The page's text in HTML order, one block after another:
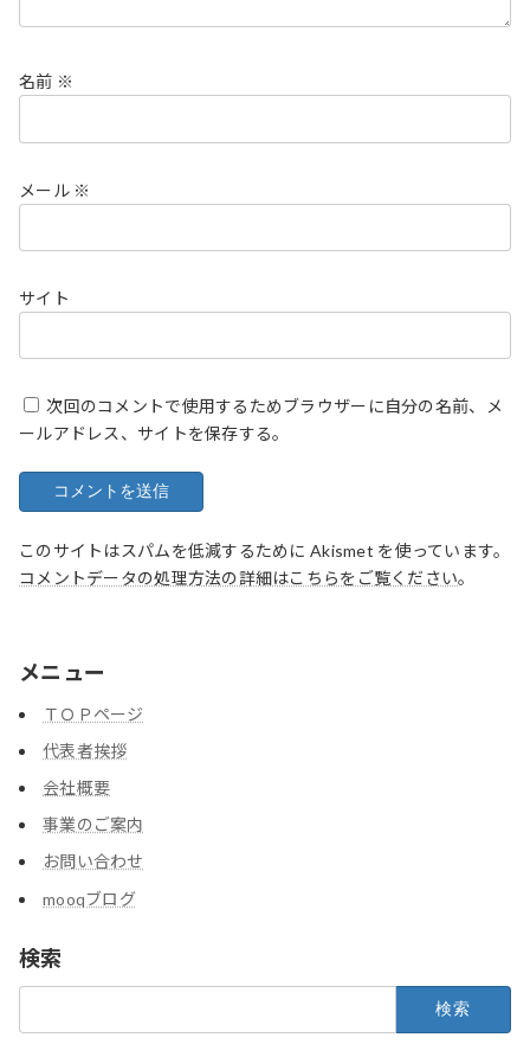
名前 ※
メール ※
サイト
次回のコメントで使用するためブラウザーに自分の名前、メ
ールアドレス、サイトを保存する。
このサイトはスパムを低減するために Akismet を使っています。
コメントデータの処理方法の詳細はこちらをご覧ください。
メニュー
ＴＯＰページ
代表者挨拶
会社概要
事業のご案内
お問い合わせ
mooqブログ
検索